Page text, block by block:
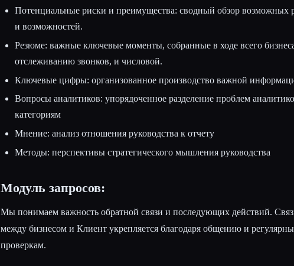
Потенциальные риски и преимущества: сводный обзор возможных
и возможностей.
Резюме: важные ключевые моменты, собранные в ходе всего
отслеживанию звонков, и числовой.
Ключевые цифры: организованное производство важной
Вопросы аналитиков: упорядоченное разделение проблем
категориям
Мнение: анализ отношения руководства к отчету
Методы: перспективы стратегического мышления руководства
Модуль запросов:
Мы понимаем важность обратной связи и последующих действий.
между бизнесом и Клиент укрепляется благодаря общению и
проверкам.